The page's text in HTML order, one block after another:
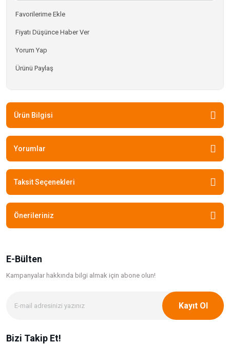
Fiyatı Düşünce Haber Ver
Yorum Yap
Ürünü Paylaş
Ürün Bilgisi
Yorumlar
Taksit Seçenekleri
Önerileriniz
E-Bülten
Kampanyalar hakkında bilgi almak için abone olun!
Kayıt Ol
Bizi Takip Et!